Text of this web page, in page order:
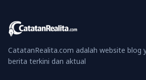
CatatanRealita.com adalah website blog
berita terkini dan aktual